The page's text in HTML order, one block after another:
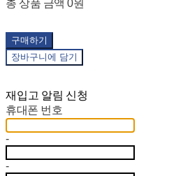
총 상품 금액 0원
구매하기
장바구니에 담기
재입고 알림 신청
휴대폰 번호
-
-